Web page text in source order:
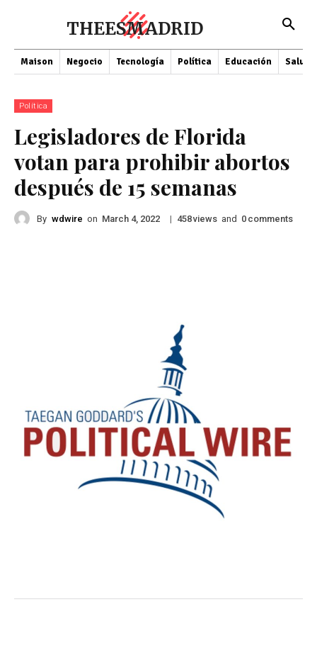
THEESMADRID
Maison Negocio Tecnología Política Educación Salud
Política
Legisladores de Florida
votan para prohibir abortos
después de 15 semanas
By wdwire on March 4, 2022 | 458views and 0 comments